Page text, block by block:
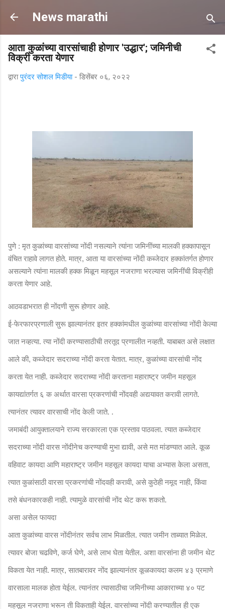
मुख्य सामग्रीवर वगळा
News marathi
आता कुळांच्या वारसांचाही होणार 'उद्धार'; जमिनीची
विक्री करता येणार
द्वारापुरंदर सोशल मिडीया - डिसेंबर ०६, २०२२
पुणे : मृत कुळांच्या वारसांच्या नोंदी नसल्याने त्यांना जमिनींच्या मालकी हक्कापासून
वंचित राहावे लागत होते. मात्र, आता या वारसांच्या नोंदी कब्जेदार हक्कांतर्गत होणार
असल्याने त्यांना मालकी हक्क मिळून महसूल नजराणा भरल्यास जमिनींची विक्रीही
करता येणार आहे.
आठवडाभरात ही नोंदणी सुरू होणार आहे.
ई-फेरफारप्रणाली सुरू झाल्यानंतर इतर हक्कांमधील कुळांच्या वारसांच्या नोंदी केल्या
जात नव्हत्या. त्या नोंदी करण्यासाठीची तरतूद प्रणालीत नव्हती. याबाबत असे लक्षात
आले की, कब्जेदार सदराच्या नोंदी करता येतात. मात्र, कुळांच्या वारसांची नोंद
करता येत नाही. कब्जेदार सदराच्या नोंदी करताना महाराष्ट्र जमीन महसूल
कायद्यांतर्गत ६ क अर्थात वारसा प्रकरणांची नोंदवही अद्ययावत करावी लागते.
त्यानंतर त्यावर वारसाची नोंद केली जाते. .
जमाबंदी आयुक्तालयाने राज्य सरकारला एक प्रस्ताव पाठवला. त्यात कब्जेदार
सदराच्या नोंदी वारस नोंदीनेच करण्याची मुभा द्यावी, असे मत मांडण्यात आले. कूळ
वहिवाट कायदा आणि महाराष्ट्र जमीन महसूल कायदा याचा अभ्यास केला असता,
त्यात कुळांसाठी वारसा प्रकरणांची नोंदवही करावी, असे कुठेही नमूद नाही, किंवा
तसे बंधनकारकही नाही. त्यामुळे वारसांची नोंद थेट करू शकतो.
असा असेल फायदा
आता कुळांच्या वारस नोंदीनंतर सर्वच लाभ मिळतील. त्यात जमीन ताब्यात मिळेल.
त्यावर बोजा चढविणे, कर्ज घेणे, असे लाभ घेता येतील. अशा वारसांना ही जमीन थेट
विकता येत नाही. मात्र, सातबारावर नोंद झाल्यानंतर कूळकायदा कलम ४३ प्रमाणे
वारसाला मालक होता येईल. त्यानंतर त्यासाठीचा जमिनीच्या आकाराच्या ४० पट
महसूल नजराणा भरून ती विकताही येईल. वारसांच्या नोंदी करण्यातील ही एक